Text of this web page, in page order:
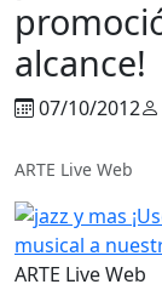
alcance!
07/10/2012
ARTE Live Web
ARTE Live Web